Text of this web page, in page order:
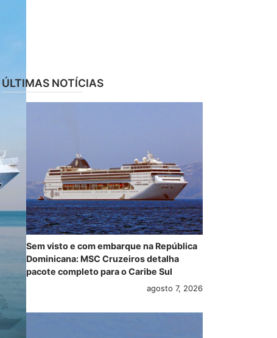
ÚLTIMAS NOTÍCIAS
Sem visto e com embarque na República
Dominicana: MSC Cruzeiros detalha
pacote completo para o Caribe Sul
agosto 7, 2026